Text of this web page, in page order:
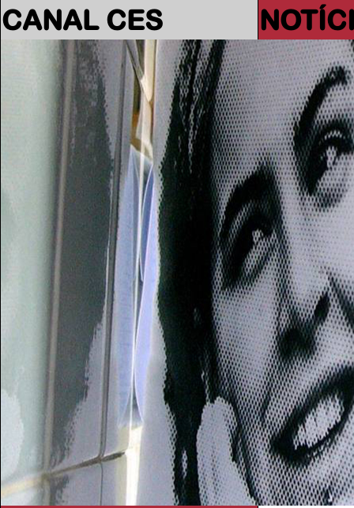
CANAL CES